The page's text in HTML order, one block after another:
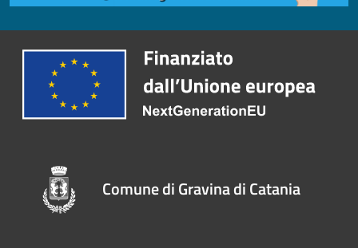
Comune di Gravina di Catania